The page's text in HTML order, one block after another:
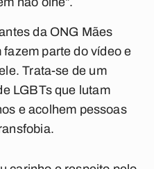
da ONG Mães
parte do vídeo e
Trata-se de um
LGBTs que lutam
e acolhem pessoas